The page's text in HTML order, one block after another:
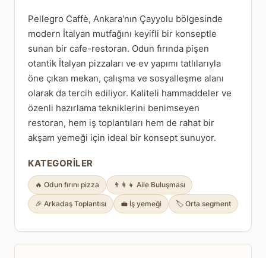
Pellegro Caffè, Ankara'nın Çayyolu bölgesinde
modern İtalyan mutfağını keyifli bir konseptle
sunan bir cafe-restoran. Odun fırında pişen
otantik İtalyan pizzaları ve ev yapımı tatlılarıyla
öne çıkan mekan, çalışma ve sosyalleşme alanı
olarak da tercih ediliyor. Kaliteli hammaddeler ve
özenli hazırlama tekniklerini benimseyen
restoran, hem iş toplantıları hem de rahat bir
akşam yemeği için ideal bir konsept sunuyor.
KATEGORILER
🔥 Odun fırını pizza 👨‍👩‍👧 Aile Buluşması
🎉 Arkadaş Toplantısı 💼 İş yemeği 🏷️ Orta segment